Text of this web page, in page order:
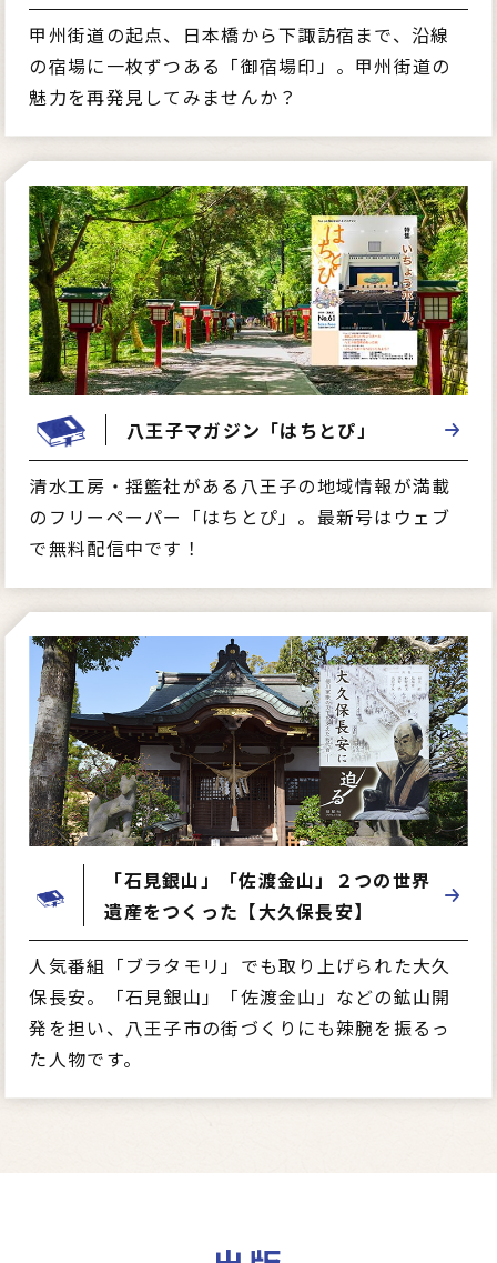
甲州街道の起点、日本橋から下諏訪宿まで、沿線
の宿場に一枚ずつある「御宿場印」。甲州街道の
魅力を再発見してみませんか？
八王子マガジン「はちとぴ」
清水工房・揺籃社がある八王子の地域情報が満載
のフリーペーパー「はちとぴ」。最新号はウェブ
で無料配信中です！
「石見銀山」「佐渡金山」２つの世界
遺産をつくった【大久保長安】
人気番組「ブラタモリ」でも取り上げられた大久
保長安。「石見銀山」「佐渡金山」などの鉱山開
発を担い、八王子市の街づくりにも辣腕を振るっ
た人物です。